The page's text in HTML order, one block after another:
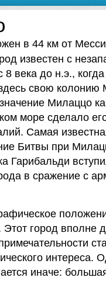
в 44 км от
известен с
8 века до н.э.,
свою колонию
Милаццо
море сделало
Самая
Битвы при
Гарибальди
в сражение с
город вполне
интереса.
иначе: